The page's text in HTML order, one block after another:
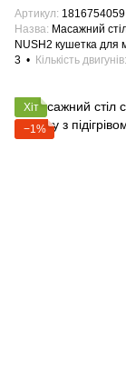
Артикул 1816754059
Назва Масажний
NUSH2 кушетка для
3
Кількість двигунів
Хіт
−1%